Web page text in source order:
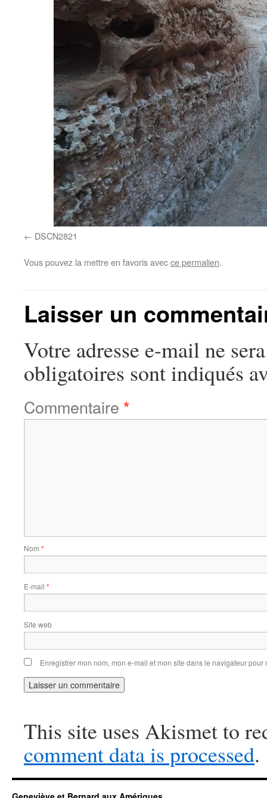
DSCN2821
Vous pouvez la mettre en favoris avecce permalien.
Laisser un
Votre adresse e-mail ne
obligatoires sont indiqués
Commentaire *
Nom *
E-mail *
Site web
Enregistrer mon nom, mon e-mail et mon site dans le navigateur
This site uses Akismet to
comment data is processed.